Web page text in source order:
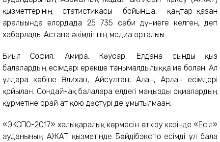
қызметтерінің статистикасы бойынша, қаңтар-қазан
аралығында елордада 25 735 сәби дүниеге келген, деп
хабарлады Астана әкімдігінің медиа орталығы.
Биыл София, Амира, Кәусар, Елдана сынды қыз
балалардың есімдері ерекше танымалдылыққа ие болған. Ал
ұлдарға көбіне Әлихан, Айсұлтан, Алан, Арлан есімдері
қойылған. Сондай-ақ балаларға елдегі маңызды оқиғалардың
құрметіне орай ат қою дәстүрі де ұмытылмаған.
«ЭКСПО-2017» халықаралық көрмесін өткізу кезінде «Есіл»
ауданының АЖАТ қызметінде Бәйдiбэкспо есімді ұл бала